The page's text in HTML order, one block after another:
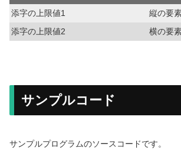
添字の上限値1
縦の要
添字の上限値2
横の要
サンプルコード
サンプルプログラムのソースコードです。